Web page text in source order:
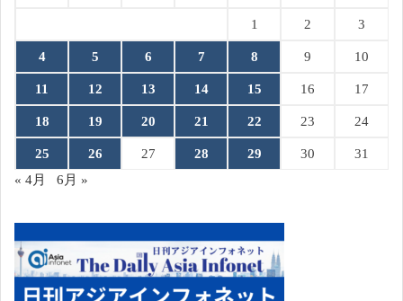
1 2 3
4 5 6 7 8 9 10
11 12 13 14 15 16 17
18 19 20 21 22 23 24
25 26 27 28 29 30
31
« 4月
6月 »